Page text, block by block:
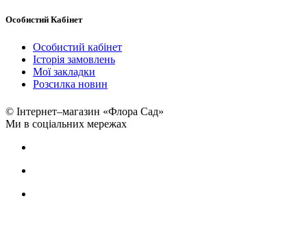
Особистий Кабінет
Особистий кабінет
Історія замовлень
Мої закладки
Розсилка новин
© Інтернет–магазин «Флора Сад»
Ми в соціальних мережах